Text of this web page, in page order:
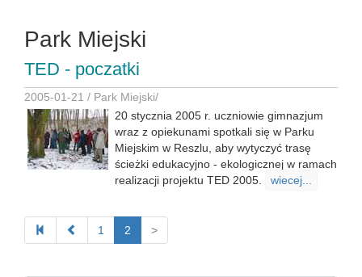
Park Miejski
TED - poczatki
2005-01-21 / Park Miejski/
20 stycznia 2005 r. uczniowie gimnazjum
wraz z opiekunami spotkali się w Parku
Miejskim w Reszlu, aby wytyczyć trasę
ścieżki edukacyjno - ekologicznej w ramach
realizacji projektu TED 2005.
wiecej...
1 2 >